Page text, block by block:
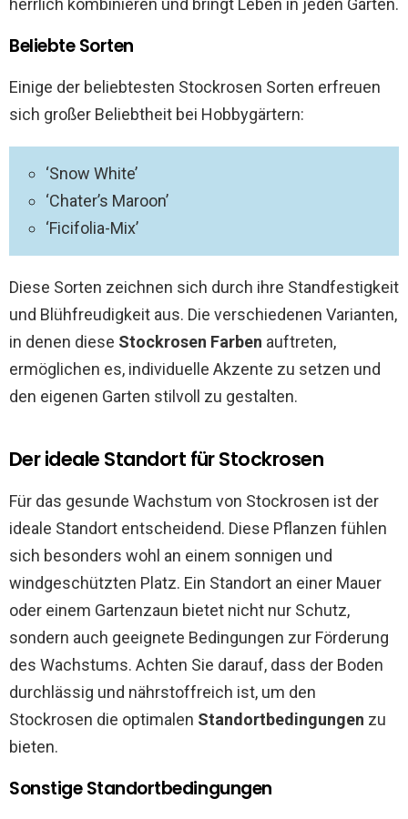
herrlich kombinieren und bringt Leben in jeden Garten.
Beliebte Sorten
Einige der beliebtesten Stockrosen Sorten erfreuen
sich großer Beliebtheit bei Hobbygärtern:
‘Snow White’
‘Chater’s Maroon’
‘Ficifolia-Mix’
Diese Sorten zeichnen sich durch ihre Standfestigkeit
und Blühfreudigkeit aus. Die verschiedenen Varianten,
in denen diese Stockrosen Farben auftreten,
ermöglichen es, individuelle Akzente zu setzen und
den eigenen Garten stilvoll zu gestalten.
Der ideale Standort für Stockrosen
Für das gesunde Wachstum von Stockrosen ist der
ideale Standort entscheidend. Diese Pflanzen fühlen
sich besonders wohl an einem sonnigen und
windgeschützten Platz. Ein Standort an einer Mauer
oder einem Gartenzaun bietet nicht nur Schutz,
sondern auch geeignete Bedingungen zur Förderung
des Wachstums. Achten Sie darauf, dass der Boden
durchlässig und nährstoffreich ist, um den
Stockrosen die optimalen Standortbedingungen zu
bieten.
Sonstige Standortbedingungen